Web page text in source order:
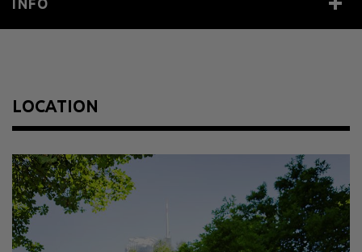
INFO
LOCATION